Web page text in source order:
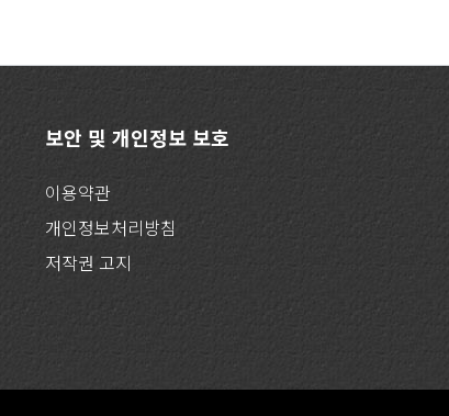
보안 및 개인정보 보호
이용약관
개인정보처리방침
저작권 고지